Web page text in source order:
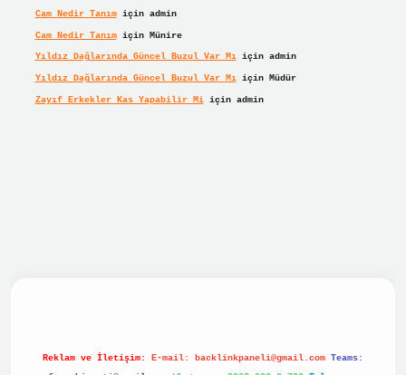
Cam Nedir Tanımiçin admin
Cam Nedir Tanımiçin Münire
Yıldız Dağlarında Güncel Buzul Var Mıiçin admin
Yıldız Dağlarında Güncel Buzul Var Mıiçin Müdür
Zayıf Erkekler Kas Yapabilir Miiçin admin
Reklam ve İletişim: E-mail: backlinkpaneli@gmail.com Teams: